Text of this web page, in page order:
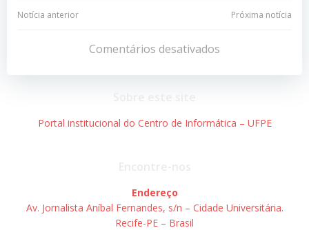
Navegação
Post
Notícia anterior
Navegação
de
Post
Próxima notícia
Comentários desativados
Portal institucional do Centro de Informática – UFPE
Endereço
Av. Jornalista Aníbal Fernandes, s/n – Cidade Universitária.
Recife-PE – Brasil